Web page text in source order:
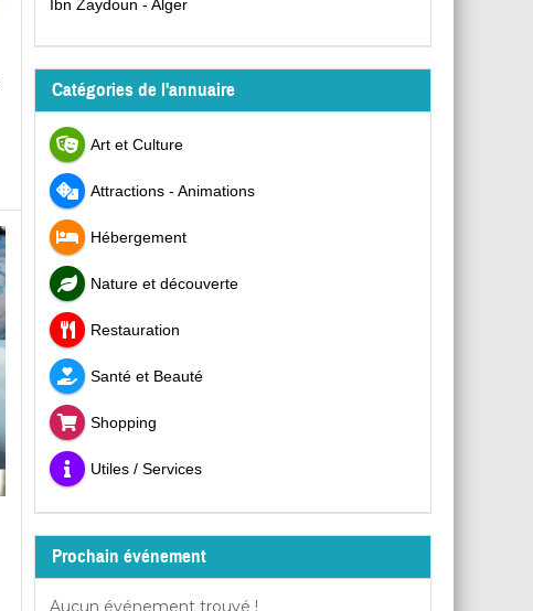
Ibn Zaydoun - Alger
Catégories de l'annuaire
Art et Culture
Attractions - Animations
Hébergement
Nature et découverte
Restauration
Santé et Beauté
Shopping
Utiles / Services
Prochain événement
Aucun événement trouvé !